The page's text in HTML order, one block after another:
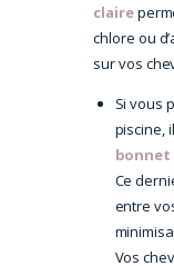
claire
chlore ou
sur vos
Si vous
piscine,
bonnet
Ce
entre
Vos